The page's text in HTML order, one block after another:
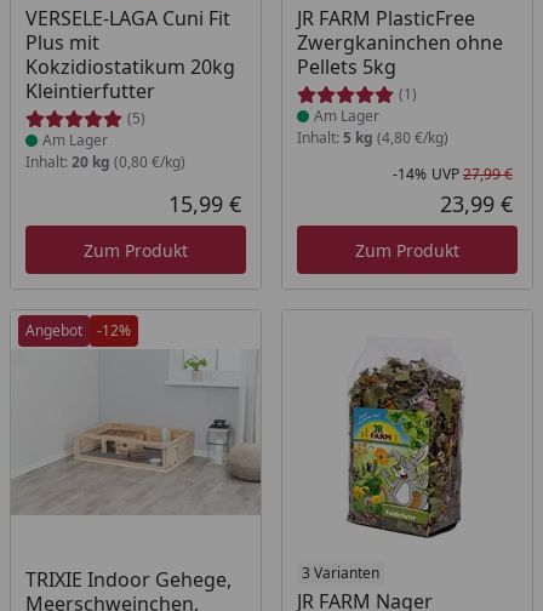
VERSELE-LAGA Cuni Fit
Plus mit
Kokzidiostatikum 20kg
Kleintierfutter
(5)
Produkt am Lager
Am Lager
Inhalt: 20 kg (0,80 €/kg)
Aktueller Preis
15,99 €
Zum Produkt
JR FARM PlasticFree
Zwergkaninchen ohne
Pellets 5kg
(1)
Produkt am Lager
Am Lager
Inhalt: 5 kg (4,80 €/kg)
-14% UVP27,99 €
23,99 €
Zum Produkt
Angebot -12%
TRIXIE Indoor Gehege,
Meerschweinchen,
Produkt am Lager 3 Varianten
JR FARM Nager
Produkt am Lager